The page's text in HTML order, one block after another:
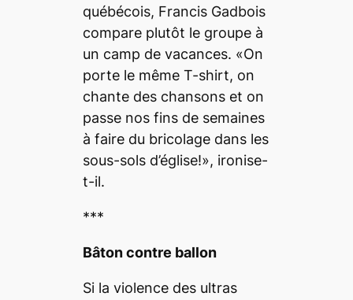
québécois, Francis Gadbois
compare plutôt le groupe à
un camp de vacances. «On
porte le même T-shirt, on
chante des chansons et on
passe nos fins de semaines
à faire du bricolage dans les
sous-sols d’église!», ironise-
t-il.
***
Bâton contre ballon
Si la violence des ultras